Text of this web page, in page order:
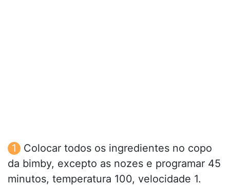
Colocar todos os ingredientes no copo
da bimby, excepto as nozes e programar 45
minutos, temperatura 100, velocidade 1.